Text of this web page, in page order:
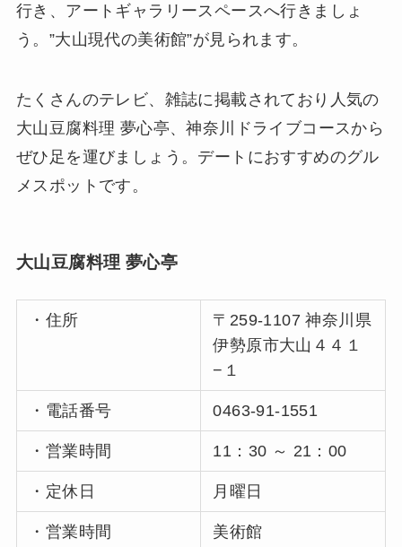
行き、アートギャラリースペースへ行きましょ
う。”大山現代の美術館”が見られます。
たくさんのテレビ、雑誌に掲載されており人気の
大山豆腐料理 夢心亭、神奈川ドライブコースから
ぜひ足を運びましょう。デートにおすすめのグル
メスポットです。
大山豆腐料理 夢心亭
・住所
〒259-1107 神奈川県
伊勢原市大山４４１
−１
・電話番号 0463-91-1551
・営業時間 11：30 ～ 21：00
・定休日 月曜日
・営業時間 美術館